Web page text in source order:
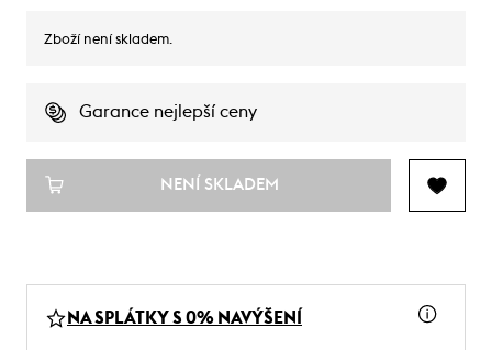
Zboží není skladem.
Garance nejlepší ceny
NENÍ SKLADEM
NA SPLÁTKY S 0% NAVÝŠENÍ